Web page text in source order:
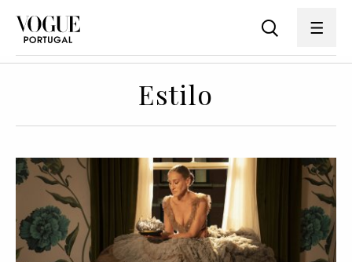
Estilo